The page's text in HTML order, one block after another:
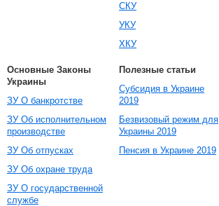
СКУ
УКУ
ХКУ
Основные Законы
Украины
ЗУ О банкротстве
ЗУ Об исполнительном
производстве
ЗУ Об отпусках
ЗУ Об охране труда
ЗУ О государственной
службе
Полезные статьи
Субсидия в Украине
2019
Безвизовый режим для
Украины 2019
Пенсия в Украине 2019